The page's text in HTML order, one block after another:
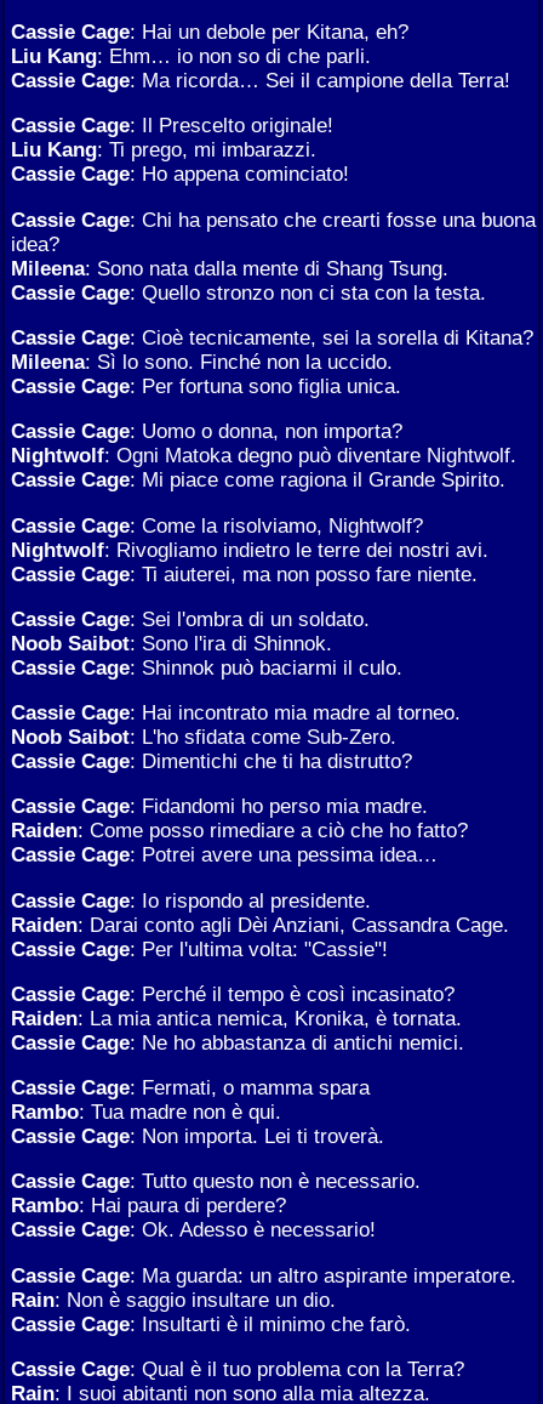
Cassie Cage: Hai un debole per Kitana, eh?
Liu Kang: Ehm… io non so di che parli.
Cassie Cage: Ma ricorda… Sei il campione della Terra!
Cassie Cage: Il Prescelto originale!
Liu Kang: Ti prego, mi imbarazzi.
Cassie Cage: Ho appena cominciato!
Cassie Cage: Chi ha pensato che crearti fosse una buona
idea?
Mileena: Sono nata dalla mente di Shang Tsung.
Cassie Cage: Quello stronzo non ci sta con la testa.
Cassie Cage: Cioè tecnicamente, sei la sorella di Kitana?
Mileena: Sì lo sono. Finché non la uccido.
Cassie Cage: Per fortuna sono figlia unica.
Cassie Cage: Uomo o donna, non importa?
Nightwolf: Ogni Matoka degno può diventare Nightwolf.
Cassie Cage: Mi piace come ragiona il Grande Spirito.
Cassie Cage: Come la risolviamo, Nightwolf?
Nightwolf: Rivogliamo indietro le terre dei nostri avi.
Cassie Cage: Ti aiuterei, ma non posso fare niente.
Cassie Cage: Sei l'ombra di un soldato.
Noob Saibot: Sono l'ira di Shinnok.
Cassie Cage: Shinnok può baciarmi il culo.
Cassie Cage: Hai incontrato mia madre al torneo.
Noob Saibot: L'ho sfidata come Sub-Zero.
Cassie Cage: Dimentichi che ti ha distrutto?
Cassie Cage: Fidandomi ho perso mia madre.
Raiden: Come posso rimediare a ciò che ho fatto?
Cassie Cage: Potrei avere una pessima idea…
Cassie Cage: Io rispondo al presidente.
Raiden: Darai conto agli Dèi Anziani, Cassandra Cage.
Cassie Cage: Per l'ultima volta: "Cassie"!
Cassie Cage: Perché il tempo è così incasinato?
Raiden: La mia antica nemica, Kronika, è tornata.
Cassie Cage: Ne ho abbastanza di antichi nemici.
Cassie Cage: Fermati, o mamma spara
Rambo: Tua madre non è qui.
Cassie Cage: Non importa. Lei ti troverà.
Cassie Cage: Tutto questo non è necessario.
Rambo: Hai paura di perdere?
Cassie Cage: Ok. Adesso è necessario!
Cassie Cage: Ma guarda: un altro aspirante imperatore.
Rain: Non è saggio insultare un dio.
Cassie Cage: Insultarti è il minimo che farò.
Cassie Cage: Qual è il tuo problema con la Terra?
Rain: I suoi abitanti non sono alla mia altezza.